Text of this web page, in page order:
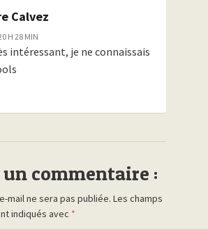
Calvez
H 28 MIN
intéressant, je ne connaissais
commentaire :
mail ne sera pas publiée. Les champs
indiqués avec *